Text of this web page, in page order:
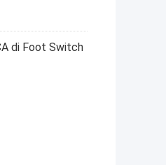
di Foot Switch